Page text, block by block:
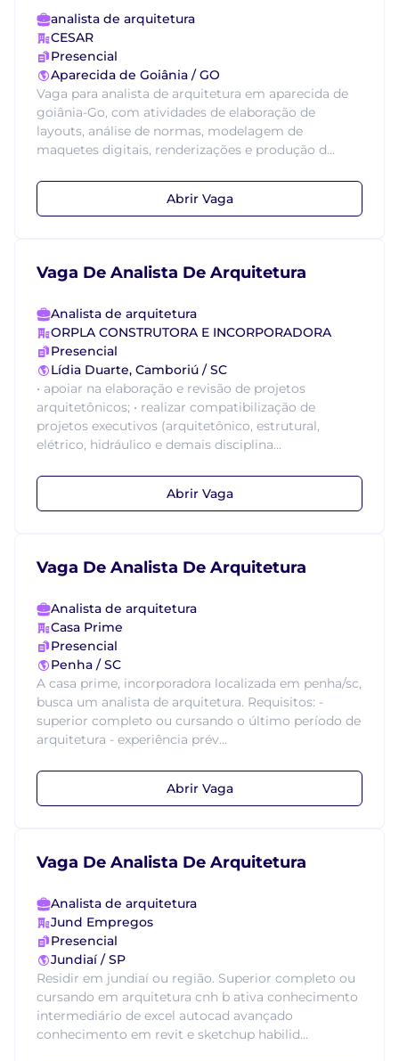
analista de arquitetura
CESAR
Presencial
Aparecida de Goiânia / GO
Vaga para analista de arquitetura em aparecida de
goiânia-Go, com atividades de elaboração de
layouts, análise de normas, modelagem de
maquetes digitais, renderizações e produção d...
Abrir Vaga
Vaga De Analista De Arquitetura
Analista de arquitetura
ORPLA CONSTRUTORA E INCORPORADORA
Presencial
Lídia Duarte, Camboriú / SC
• apoiar na elaboração e revisão de projetos
arquitetônicos; • realizar compatibilização de
projetos executivos (arquitetônico, estrutural,
elétrico, hidráulico e demais disciplina...
Abrir Vaga
Vaga De Analista De Arquitetura
Analista de arquitetura
Casa Prime
Presencial
Penha / SC
A casa prime, incorporadora localizada em penha/sc,
busca um analista de arquitetura. Requisitos: -
superior completo ou cursando o último período de
arquitetura - experiência prév...
Abrir Vaga
Vaga De Analista De Arquitetura
Analista de arquitetura
Jund Empregos
Presencial
Jundiaí / SP
Residir em jundiaí ou região. Superior completo ou
cursando em arquitetura cnh b ativa conhecimento
intermediário de excel autocad avançado
conhecimento em revit e sketchup habilid...